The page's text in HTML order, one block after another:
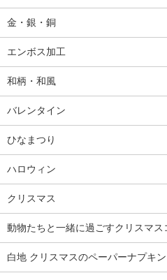
金・銀・銅
エンボス加工
和柄・和風
バレンタイン
ひなまつり
ハロウィン
クリスマス
動物たちと一緒に過ごすクリスマス
白地 クリスマスのペーパーナプキ